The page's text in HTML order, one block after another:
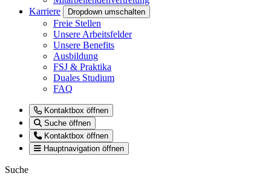
Karriere
Dropdown umschalten
Freie Stellen
Unsere Arbeitsfelder
Unsere Benefits
Ausbildung
FSJ & Praktika
Duales Studium
FAQ
Kontaktbox öffnen
Suche öffnen
Kontaktbox öffnen
Hauptnavigation öffnen
Suche